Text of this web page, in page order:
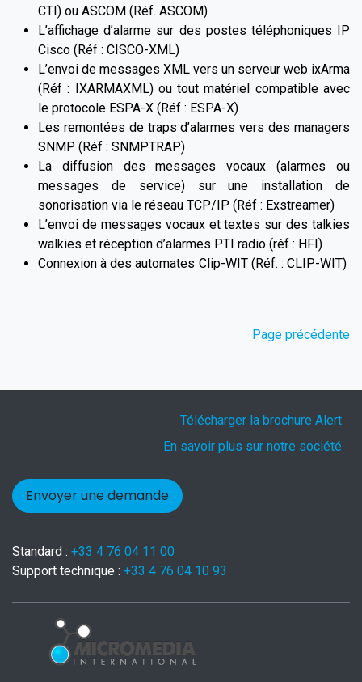
CTI) ou ASCOM (Réf. ASCOM)
L’affichage d’alarme sur des postes téléphoniques IP
Cisco (Réf : CISCO-XML)
L’envoi de messages XML vers un serveur web ixArma
(Réf : IXARMAXML) ou tout matériel compatible avec
le protocole ESPA-X (Réf : ESPA-X)
Les remontées de traps d’alarmes vers des managers
SNMP (Réf : SNMPTRAP)
La diffusion des messages vocaux (alarmes ou
messages de service) sur une installation de
sonorisation via le réseau TCP/IP (Réf : Exstreamer)
L’envoi de messages vocaux et textes sur des talkies
walkies et réception d’alarmes PTI radio (réf : HFI)
Connexion à des automates Clip-WIT (Réf. : CLIP-WIT)
Page précédente
Télécharger la brochure Alert
En savoir plus sur notre société
Envoyer une demande
Standard : +33 4 76 04 11 00
Support technique : +33 4 76 04 10 93